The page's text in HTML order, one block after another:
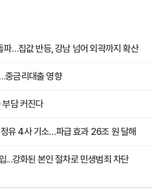
…집값 반등, 강남 넘어 외곽까지 확산
중금리대출 영향
부담 커진다
유 4사 기소…파급 효과 26조 원 달해
...강화된 본인 절차로 민생범죄 차단